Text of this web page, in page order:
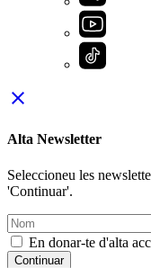
close
Alta Newsletter
Seleccioneu les
'Continuar'.
En donar-te d'alta
Continuar